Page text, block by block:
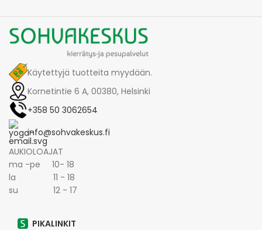
Käytettyjä tuotteita myydään.
Kornetintie 6 A, 00380, Helsinki
+358 50 3062654
info@sohvakeskus.fi
AUKIOLOAJAT
ma -pe 10- 18
la 11 - 18
su 12 - 17
PIKALINKIT